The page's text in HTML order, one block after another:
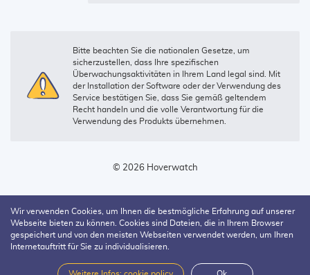
Bitte beachten Sie die nationalen Gesetze, um
sicherzustellen, dass Ihre spezifischen
Überwachungsaktivitäten in Ihrem Land legal sind. Mit
der Installation der Software oder der Verwendung des
Service bestätigen Sie, dass Sie gemäß geltendem
Recht handeln und die volle Verantwortung für die
Verwendung des Produkts übernehmen.
© 2026 Hoverwatch
Wir verwenden Cookies, um Ihnen die bestmögliche Erfahrung auf unserer
Webseite bieten zu können. Cookies sind Dateien, die in Ihrem Browser
gespeichert und von den meisten Webseiten verwendet werden, um Ihren
Internetauftritt für Sie zu individualisieren.